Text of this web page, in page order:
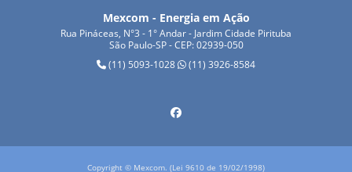
Mexcom - Energia em Ação
Rua Pináceas, N°3 - 1° Andar - Jardim Cidade Pirituba
São Paulo-SP - CEP: 02939-050
(11) 5093-1028
(11) 3926-8584
Copyright © Mexcom. (Lei 9610 de 19/02/1998)